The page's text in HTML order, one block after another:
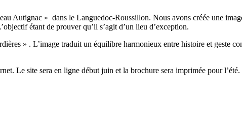
Autignac » dans le Languedoc-Roussillon. Nous avons créée une
étant de prouver qu’il s’agit d’un lieu d’exception.
» . L’image traduit un équilibre harmonieux entre histoire et geste
Le site sera en ligne début juin et la brochure sera imprimée pour l’été.